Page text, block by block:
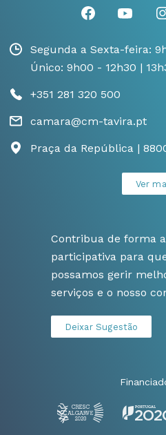
Segunda a Sexta-feira:
Único: 9h00 - 12h30 |
+351 281 320 500
camara@cm-tavira.pt
Praça da República |
Ver
Contribua de forma
participativa para
possamos gerir
serviços e o nosso
Deixar Sugestão